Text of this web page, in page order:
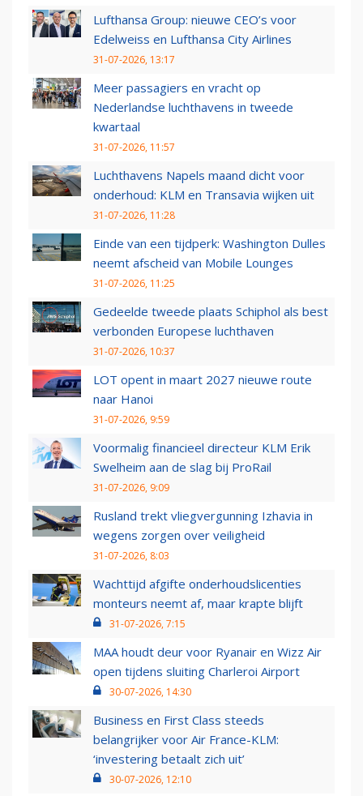
Lufthansa Group: nieuwe CEO’s voor
Edelweiss en Lufthansa City Airlines
31-07-2026, 13:17
Meer passagiers en vracht op
Nederlandse luchthavens in tweede
kwartaal
31-07-2026, 11:57
Luchthavens Napels maand dicht voor
onderhoud: KLM en Transavia wijken uit
31-07-2026, 11:28
Einde van een tijdperk: Washington Dulles
neemt afscheid van Mobile Lounges
31-07-2026, 11:25
Gedeelde tweede plaats Schiphol als best
verbonden Europese luchthaven
31-07-2026, 10:37
LOT opent in maart 2027 nieuwe route
naar Hanoi
31-07-2026, 9:59
Voormalig financieel directeur KLM Erik
Swelheim aan de slag bij ProRail
31-07-2026, 9:09
Rusland trekt vliegvergunning Izhavia in
wegens zorgen over veiligheid
31-07-2026, 8:03
Wachttijd afgifte onderhoudslicenties
monteurs neemt af, maar krapte blijft
31-07-2026, 7:15
MAA houdt deur voor Ryanair en Wizz Air
open tijdens sluiting Charleroi Airport
30-07-2026, 14:30
Business en First Class steeds
belangrijker voor Air France-KLM:
‘investering betaalt zich uit’
30-07-2026, 12:10